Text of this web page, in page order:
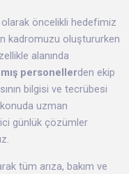
olarak öncelikli hedefimiz
kadromuzu oluştururken
alanında
personellerden ekip
bilgisi ve tecrübesi
uzman
günlük çözümler
tüm arıza, bakım ve